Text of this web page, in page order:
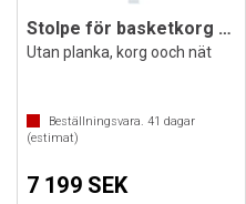
Stolpe för basketkorg m/höjdjustering
Utan planka, korg ooch nät
Beställningsvara. 41 dagar
(estimat)
7 199 SEK